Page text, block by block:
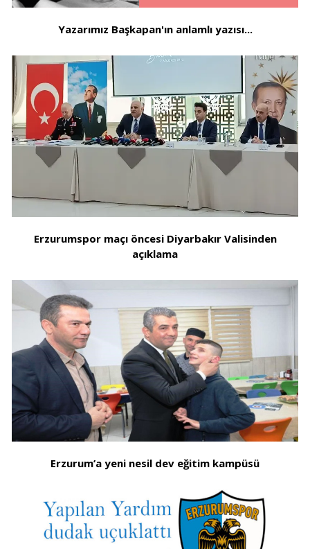
Yazarımız Başkapan'ın anlamlı yazısı...
Erzurumspor maçı öncesi Diyarbakır Valisinden
açıklama
Erzurum’a yeni nesil dev eğitim kampüsü